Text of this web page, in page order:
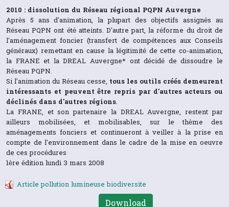
2010 : dissolution du Réseau régional PQPN Auvergne
Après 5 ans d'animation, la plupart des objectifs assignés au
Réseau PQPN ont été atteints. D'autre part, la réforme du droit de
l'aménagement foncier (transfert de compétences aux Conseils
généraux) remettant en cause la légitimité de cette co-animation,
la FRANE et la DREAL Auvergne* ont décidé de dissoudre le
Réseau PQPN.
Si l'animation du Réseau cesse, tous les outils créés demeurent
intéressants et peuvent être repris par d'autres acteurs ou
déclinés dans d'autres régions.
La FRANE, et son partenaire la DREAL Auvergne, restent par
ailleurs mobilisées, et mobilisables, sur le thème des
aménagements fonciers et continueront à veiller à la prise en
compte de l'environnement dans le cadre de la mise en oeuvre
de ces procédures
1ère éditionlundi 3 mars 2008
Article pollution lumineuse biodiversite
Download